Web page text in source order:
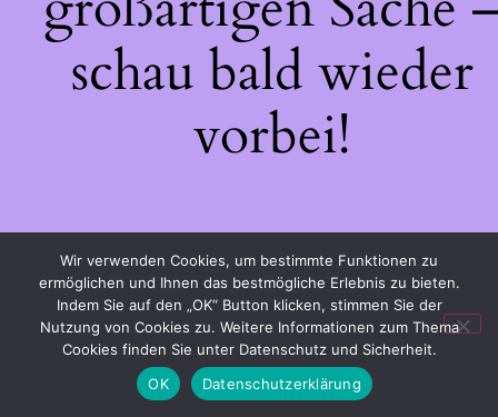
schau bald wieder
vorbei!
Wir verwenden Cookies, um bestimmte Funktionen zu
ermöglichen und Ihnen das bestmögliche Erlebnis zu bieten.
Indem Sie auf den „OK“ Button klicken, stimmen Sie der
Nutzung von Cookies zu. Weitere Informationen zum Thema
Cookies finden Sie unter Datenschutz und Sicherheit.
OK
Datenschutzerklärung